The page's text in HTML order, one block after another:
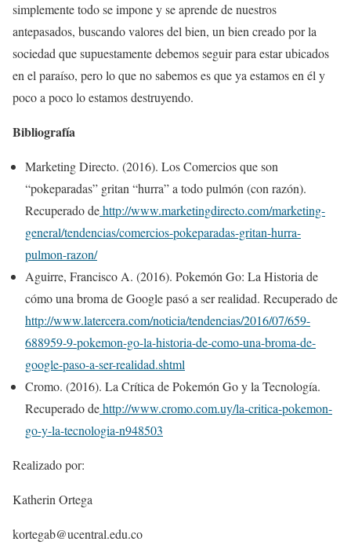
simplemente todo se impone y se aprende de nuestros
antepasados, buscando valores del bien, un bien creado por la
sociedad que supuestamente debemos seguir para estar ubicados
en el paraíso, pero lo que no sabemos es que ya estamos en él y
poco a poco lo estamos destruyendo.
Bibliografía
Marketing Directo. (2016). Los Comercios que son
“pokeparadas” gritan “hurra” a todo pulmón (con razón).
Recuperado dehttp://www.marketingdirecto.com/marketing-
general/tendencias/comercios-pokeparadas-gritan-hurra-
pulmon-razon/
Aguirre, Francisco A. (2016). Pokemón Go: La Historia de
cómo una broma de Google pasó a ser realidad. Recuperado de
http://www.latercera.com/noticia/tendencias/2016/07/659-
688959-9-pokemon-go-la-historia-de-como-una-broma-de-
google-paso-a-ser-realidad.shtml
Cromo. (2016). La Crítica de Pokemón Go y la Tecnología.
Recuperado dehttp://www.cromo.com.uy/la-critica-pokemon-
go-y-la-tecnologia-n948503
Realizado por:
Katherin Ortega
kortegab@ucentral.edu.co